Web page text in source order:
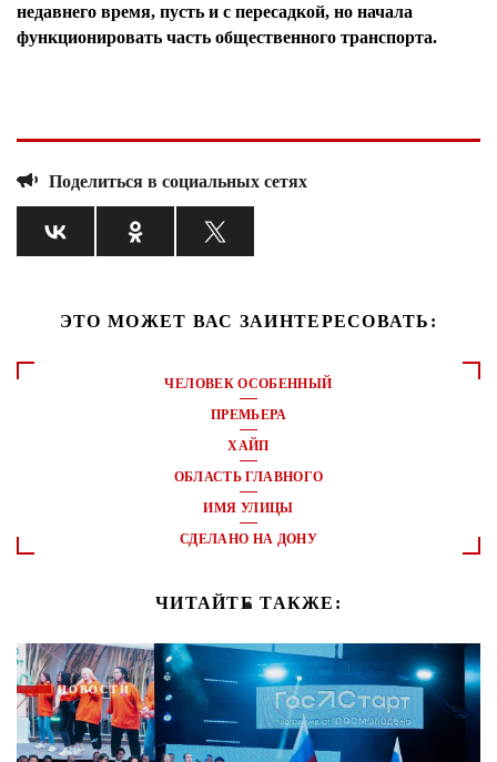
недавнего время, пусть и с пересадкой, но начала
функционировать часть общественного транспорта.
Поделиться в социальных сетях
ЭТО МОЖЕТ ВАС ЗАИНТЕРЕСОВАТЬ:
ЧЕЛОВЕК ОСОБЕННЫЙ
ПРЕМЬЕРА
ХАЙП
ОБЛАСТЬ ГЛАВНОГО
ИМЯ УЛИЦЫ
СДЕЛАНО НА ДОНУ
ЧИТАЙТЕ ТАКЖЕ:
НОВОСТИ